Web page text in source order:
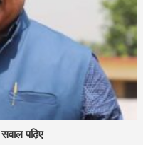
पढ़िए